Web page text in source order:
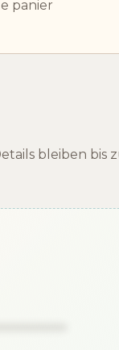
panier
bleiben bis